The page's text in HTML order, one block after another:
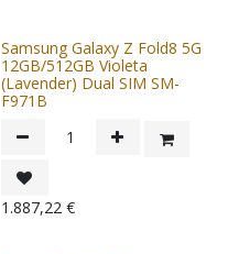
Samsung Galaxy Z Fold8 5G
12GB/512GB Violeta
(Lavender) Dual SIM SM-
F971B
1.887,22 €